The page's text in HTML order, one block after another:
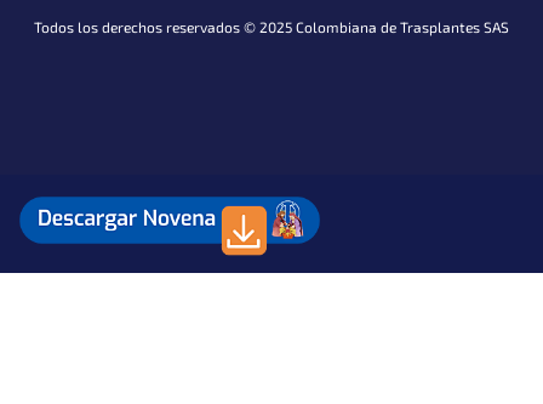
Todos los derechos reservados © 2025 Colombiana de Trasplantes SAS